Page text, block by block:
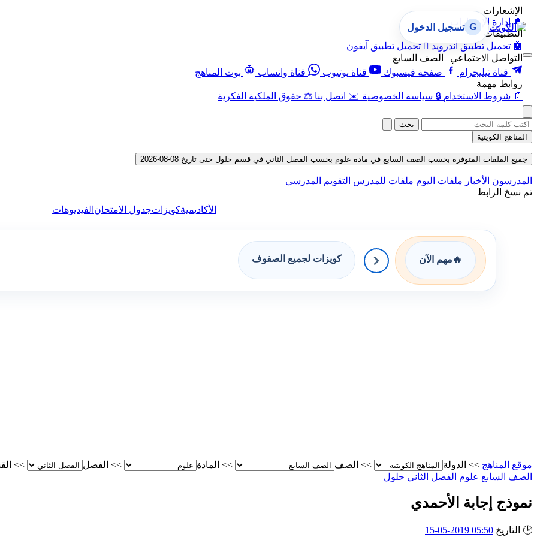
الإشعارات
🔔 إدارة الإشعارات
التطبيقات
🤖 تحميل تطبيق أندرويد  تحميل تطبيق آيفون
التواصل الاجتماعي | الصف السابع
قناة تيليجرام
صفحة فيسبوك قناة يوتيوب قناة واتساب
بوت المناهج
روابط مهمة
📄 شروط الاستخدام 🔒 سياسة الخصوصية ✉️ اتصل بنا ⚖️ حقوق الملكية الفكرية
G تسجيل الدخول
بحث
المناهج الكويتية
جميع الملفات المتوفرة بحسب الصف السابع في مادة علوم بحسب الفصل الثاني في قسم حلول حتى تاريخ 08-08-2026
المدرسون الأخبار ملفات اليوم ملفات للمدرس التقويم المدرسي
تم نسخ الرابط
الأكاديميةكويزاتجدول الامتحان الفيديوهات
🔥 مهم الآن كويزات لجميع الصفوف
موقع المناهج >> الدولة >> الصف >> المادة >> الفصل >>
الصف السابع علوم الفصل الثاني حلول
نموذج إجابة الأحمدي
🕒 التاريخ 05:50 2019-05-15